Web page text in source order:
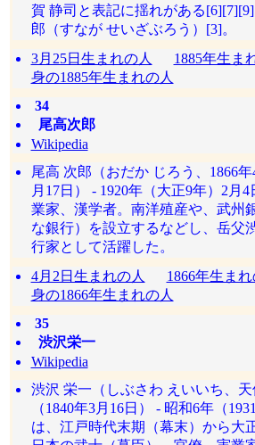
賀 静司と表記に揺れがある
郎（すなが せいざぶろう）[3]。
3月25日生まれの人
1885年生ま
身の1885年生まれの人
34
尾高次郎
Wikipedia
尾高 次郎（おだか じろう、1866
月17日） - 1920年（大正9年）2月
業家、漢学者。南洋殖産や、武州
な銀行）を設立するなどし、岳父
行家として活躍した。
4月2日生まれの人
1866年生まれ
身の1866年生まれの人
35
渋沢栄一
Wikipedia
渋沢 栄一（しぶさわ えいいち、天
（1840年3月16日） - 昭和6年（
は、江戸時代末期（幕末）から大